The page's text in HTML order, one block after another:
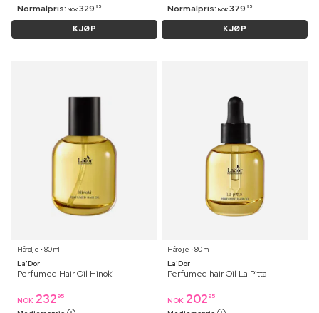
Normalpris: NOK 329 95
KJØP
Normalpris: NOK 379 95
KJØP
Hårolje ⋅ 80 ml
La'Dor
Perfumed Hair Oil Hinoki
NOK 232 95
Hårolje ⋅ 80 ml
La'Dor
Perfumed hair Oil La Pitta
NOK 202 95